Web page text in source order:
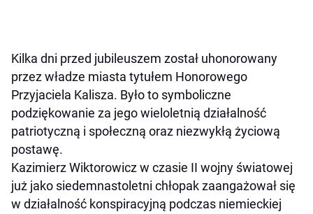
Kilka dni przed jubileuszem został uhonorowany
przez władze miasta tytułem Honorowego
Przyjaciela Kalisza. Było to symboliczne
podziękowanie za jego wieloletnią działalność
patriotyczną i społeczną oraz niezwykłą życiową
postawę.
Kazimierz Wiktorowicz w czasie II wojny światowej
już jako siedemnastoletni chłopak zaangażował się
w działalność konspiracyjną podczas niemieckiej